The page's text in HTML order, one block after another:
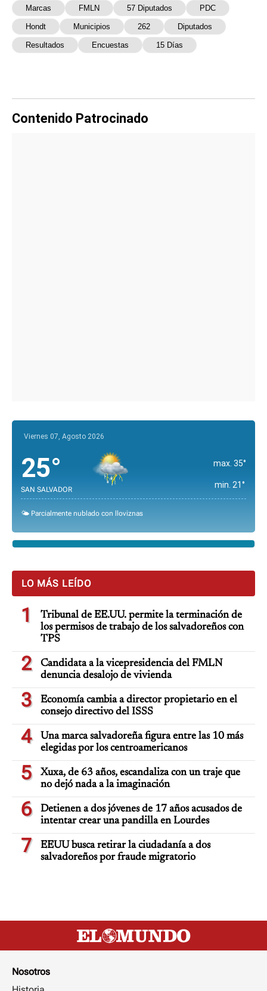
Marcas FMLN 57 Diputados PDC
Hondt Municipios 262 Diputados
Resultados Encuestas 15 Días
Contenido Patrocinado
Viernes 07, Agosto 2026
25°
SAN SALVADOR
max. 35°
min. 21°
🌤️ Parcialmente nublado con lloviznas
LO MÁS LEÍDO
1
Tribunal de EE.UU. permite la terminación de
los permisos de trabajo de los salvadoreños con
TPS
2
Candidata a la vicepresidencia del FMLN
denuncia desalojo de vivienda
3
Economía cambia a director propietario en el
consejo directivo del ISSS
4
Una marca salvadoreña figura entre las 10 más
elegidas por los centroamericanos
5
Xuxa, de 63 años, escandaliza con un traje que
no dejó nada a la imaginación
6
Detienen a dos jóvenes de 17 años acusados de
intentar crear una pandilla en Lourdes
7
EEUU busca retirar la ciudadanía a dos
salvadoreños por fraude migratorio
Nosotros